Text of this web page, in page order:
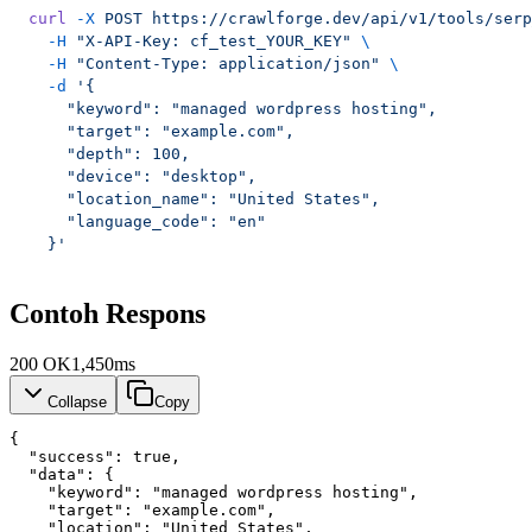
curl -X POST https://crawlforge.dev/api/v1/tools/
  -H
"X-API-Key: cf_test_YOUR_KEY"
\
  -H
"Content-Type: application/json"
\
  -d
'{
    "keyword": "managed wordpress hosting",
    "target": "example.com",
    "depth": 100,
    "device": "desktop",
    "location_name": "United States",
    "language_code": "en"
  }'
Contoh Respons
200 OK1,450ms
Collapse Copy
{
"success" : true ,
"data" : {
"keyword" : "managed wordpress hosting" ,
"target" : "example.com" ,
"location" : "United States" ,